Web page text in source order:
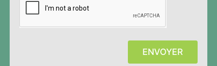
ENVOYER